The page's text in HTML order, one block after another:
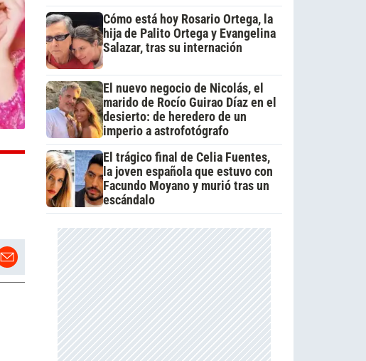
Cómo está hoy Rosario Ortega, la
hija de Palito Ortega y Evangelina
Salazar, tras su internación
El nuevo negocio de Nicolás, el
marido de Rocío Guirao Díaz en el
desierto: de heredero de un
imperio a astrofotógrafo
El trágico final de Celia Fuentes,
la joven española que estuvo con
Facundo Moyano y murió tras un
escándalo